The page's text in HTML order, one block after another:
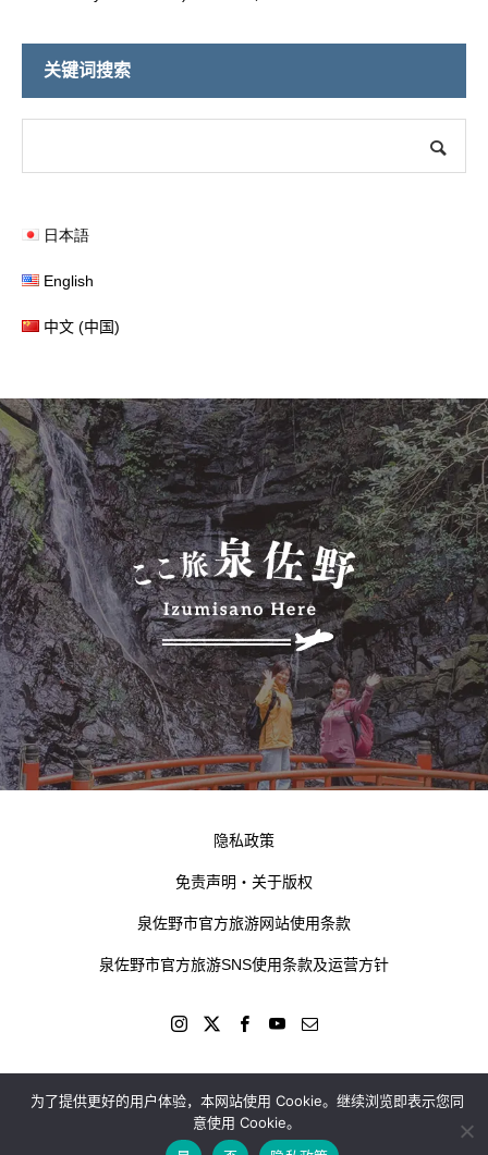
关键词搜索
日本語
English
中文 (中国)
隐私政策
免责声明・关于版权
泉佐野市官方旅游网站使用条款
泉佐野市官方旅游SNS使用条款及运营方针
kokotabi izumisano © 2024
为了提供更好的用户体验，本网站使用 Cookie。继续浏览即表示您同
意使用 Cookie。